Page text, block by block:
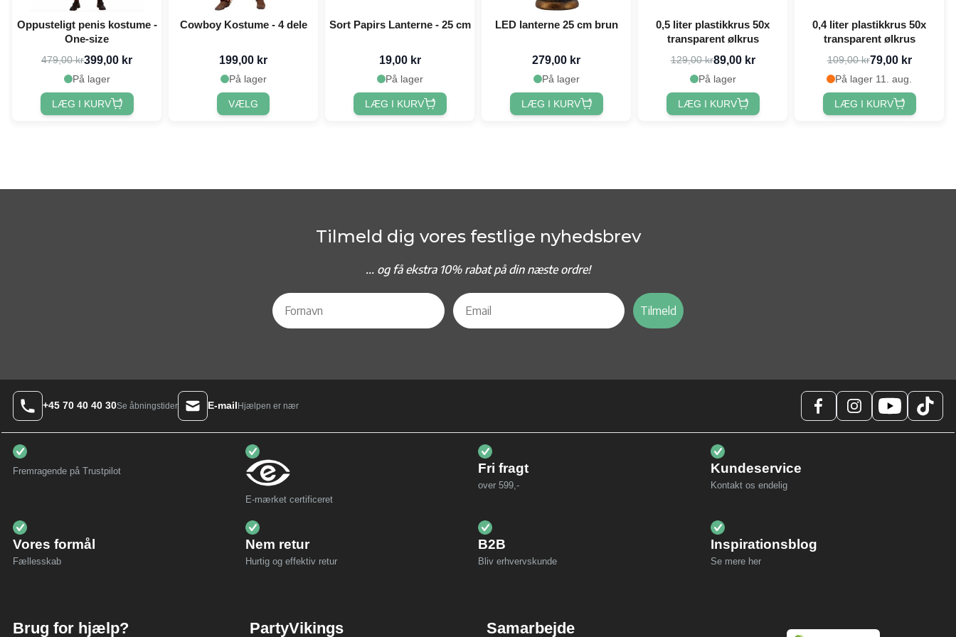
Oppusteligt penis kostume -
One-size
479,00 kr399,00 kr
På lager
LÆG I KURV
Cowboy Kostume - 4 dele
199,00 kr
På lager
VÆLG
Sort Papirs Lanterne - 25 cm
19,00 kr
På lager
LÆG I KURV
LED lanterne 25 cm brun
279,00 kr
På lager
LÆG I KURV
0,5 liter plastikkrus 50x
transparent ølkrus
129,00 kr89,00 kr
På lager
LÆG I KURV
0,4 liter plastikkrus 50x
transparent ølkrus
109,00 kr79,00 kr
På lager 11. aug.
LÆG I KURV
Tilmeld dig vores festlige nyhedsbrev
... og få ekstra 10% rabat på din næste ordre!
Tilmeld
+45 70 40 40 30Se åbningstider E-mailHjælpen er nær
Fremragende på Trustpilot
E-mærket certificeret
Fri fragt
over 599,-
Kundeservice
Kontakt os endelig
Vores formål
Fællesskab
Nem retur
Hurtig og effektiv retur
B2B
Bliv erhvervskunde
Inspirationsblog
Se mere her
Brug for hjælp? PartyVikings Samarbejde